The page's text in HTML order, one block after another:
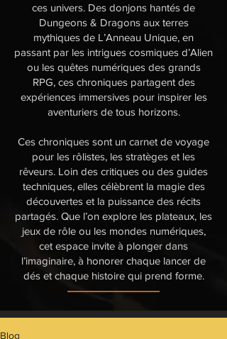
ces univers. Des donjons hantés de
Dungeons & Dragons aux terres
mythiques de L’Anneau Unique, en
passant par les intrigues cosmiques d’Alien
ou les quêtes numériques des grands
RPG, ces chroniques partagent des
expériences immersives pour inspirer les
aventuriers de tous horizons.
Ces chroniques sont un carnet de voyage
pour les rôlistes, les stratèges et les
rêveurs. Loin des critiques ou des guides
techniques, elles célèbrent la magie des
découvertes et la puissance des récits
partagés. Que l’on explore les plateaux, les
jeux de rôle ou les mondes numériques,
cet espace invite à plonger dans
l’imaginaire, à honorer chaque lancer de
dés et chaque histoire qui prend forme.
Blog